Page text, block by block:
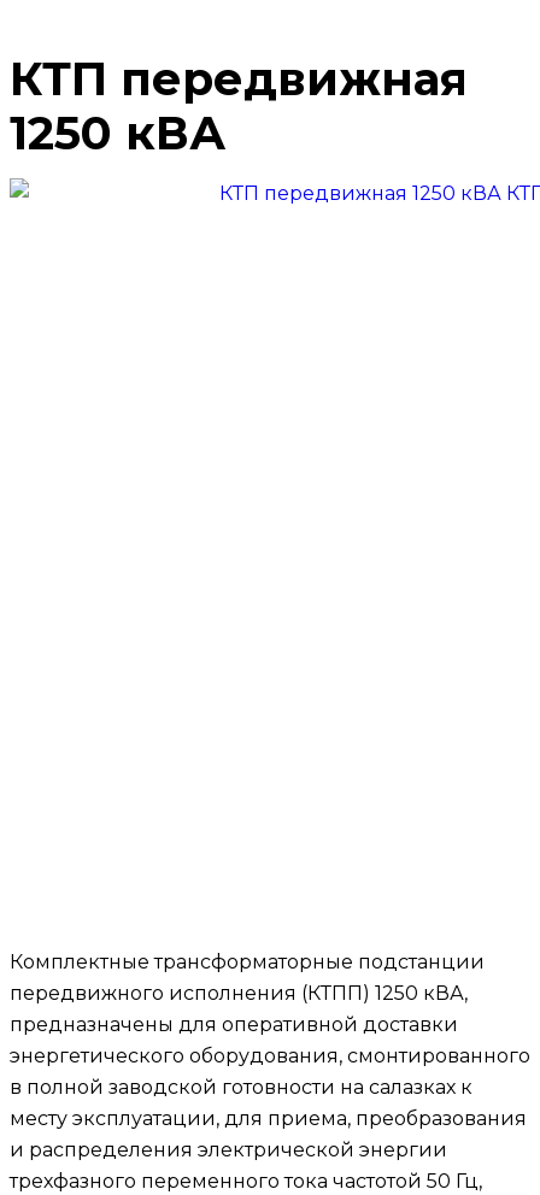
КТП передвижная
1250 кВА
Комплектные трансформаторные подстанции
передвижного исполнения (КТПП) 1250 кВА,
предназначены для оперативной доставки
энергетического оборудования, смонтированного
в полной заводской готовности на салазках к
месту эксплуатации, для приема, преобразования
и распределения электрической энергии
трехфазного переменного тока частотой 50 Гц,